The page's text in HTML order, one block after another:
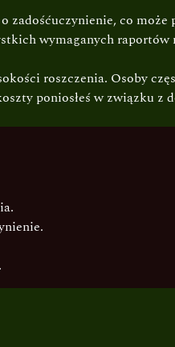
zadośćuczynienie, co
wymaganych
roszczenia. Osoby
poniosłeś w związku z